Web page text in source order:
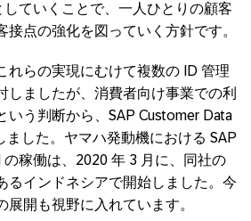
していくことで、一人ひとりの顧客
接点の強化を図っていく方針です。
れらの実現にむけて複数の ID 管理
しましたが、消費者向け事業での利
いう判断から、SAP Customer Data
ました。ヤマハ発動機における SAP
の稼働は、2020 年 3 月に、同社の
るインドネシアで開始しました。今
開も視野に入れています。